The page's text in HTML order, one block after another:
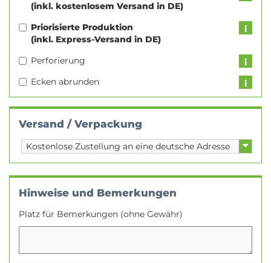
(inkl. kostenlosem Versand in DE)
Priorisierte Produktion
(inkl. Express-Versand in DE)
Perforierung
Ecken abrunden
Versand / Verpackung
Hinweise und Bemerkungen
Platz für Bemerkungen (ohne Gewähr)